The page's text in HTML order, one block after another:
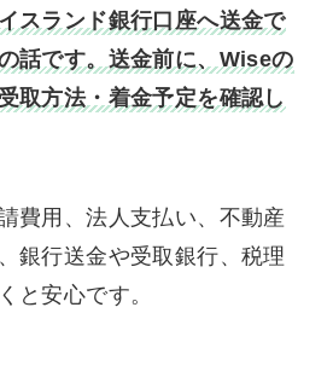
スランド銀行口座へ送金で
話です。送金前に、Wiseの
取方法・着金予定を確認し
費用、法人支払い、不動産
銀行送金や受取銀行、税理
と安心です。